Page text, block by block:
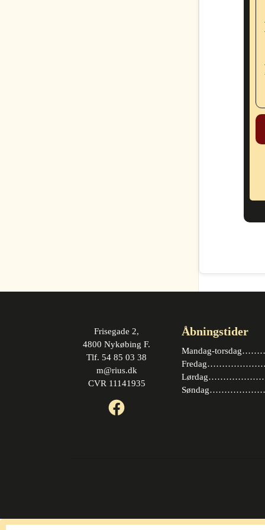
Frisegade 2,
4800 Nykøbing F.
Tlf. 54 85 03 38
m@rius.dk
CVR 11141935
Facebook
Åbningstider
Mandag-
Fredag………………….
Lørdag………………….